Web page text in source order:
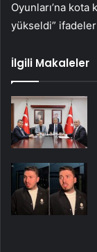
Oyunları’na kota
yükseldi”
İlgili Makaleler